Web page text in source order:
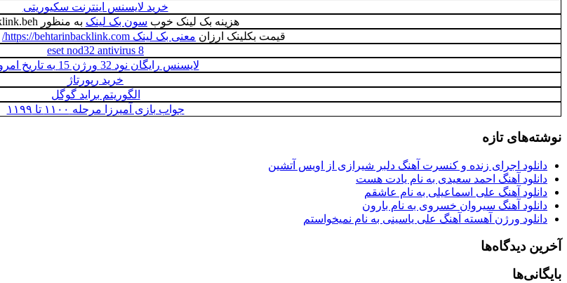
خرید لایسنس اینترنت سکیوریتی
هزینه بک لینک خوب سون بک لینک به منظور https://backlink.beh
قیمت بکلینک ارزان معنی بک لینک https://behtarinbacklink.com/
eset nod32 antivirus 8
لایسنس رایگان نود 32 ورژن 15 به تاریخ امروز
خرید رپورتاژ
الگوریتم براید گوگل
جواب بازی آمیرزا مرحله ۱۱۰۰ تا ۱۱۹۹
نوشته‌های تازه
دانلود اجرای زنده و کنسرت آهنگ دلبر شیرازی از اویس آتشین
دانلود آهنگ احمد سعیدی به نام یادت هست
دانلود آهنگ علی اسماعیلی به نام عاشقم
دانلود آهنگ سیروان خسروی به نام بارون
دانلود ورژن آهسته آهنگ علی یاسینی به نام نمیخواستم
آخرین دیدگاه‌ها
بایگانی‌ها